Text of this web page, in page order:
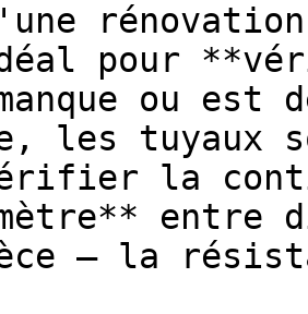
idéal pour
ou est
les tuyaux
la
— la